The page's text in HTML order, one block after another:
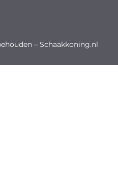
– Schaakkoning.nl